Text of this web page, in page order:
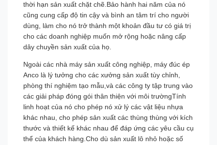
thời hạn sản xuất chặt chẽ.Bảo hành hai năm của nó
cũng cung cấp độ tin cậy và bình an tâm trí cho người
dùng, làm cho nó trở thành một khoản đầu tư có giá trị
cho các doanh nghiệp muốn mở rộng hoặc nâng cấp
dây chuyền sản xuất của họ.
Ngoài các nhà máy sản xuất công nghiệp, máy đúc ép
Anco là lý tưởng cho các xưởng sản xuất tùy chỉnh,
phòng thí nghiệm tạo mẫu,và các công ty tập trung vào
các giải pháp đóng gói thân thiện với môi trườngTính
linh hoạt của nó cho phép nó xử lý các vật liệu nhựa
khác nhau, cho phép sản xuất các thùng thùng với kích
thước và thiết kế khác nhau để đáp ứng các yêu cầu cụ
thể của khách hàng.Cho dù sản xuất lô nhỏ hoặc số